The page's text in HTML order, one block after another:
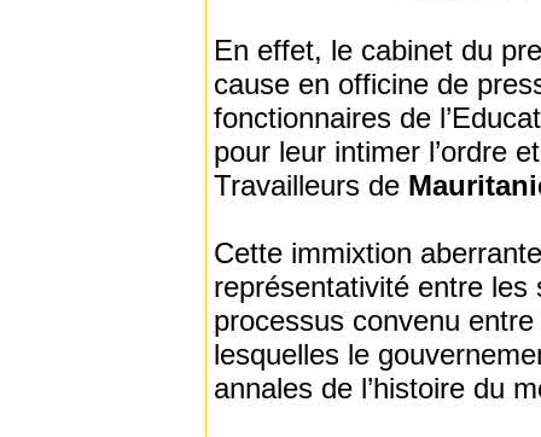
En effet, le cabinet du
cause en officine de
fonctionnaires de
pour leur intimer l’ordre
Travailleurs de
Cette immixtion
représentativité entre
processus convenu
lesquelles le
annales de l’histoire du